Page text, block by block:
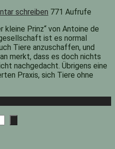
schreiben 771 Aufrufe
Prinz“ von Antoine de
ist es normal
Tiere anzuschaffen, und
merkt, dass es doch nichts
nachgedacht. Übrigens eine
Praxis, sich Tiere ohne